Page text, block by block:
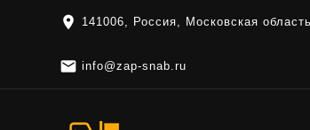
location_on 141006, Россия, Московская
 info@zap-snab.ru